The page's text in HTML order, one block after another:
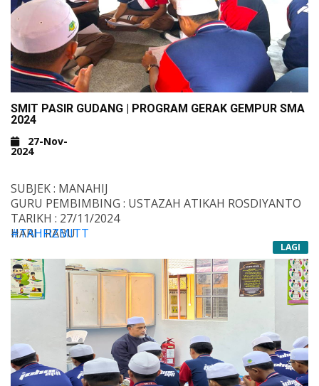
#SMITPASIRGUDANG
SMIT PASIR GUDANG | PROGRAM GERAK GEMPUR SMA
2024
27-Nov-
2024
SUBJEK : MANAHIJ
GURU PEMBIMBING : USTAZAH ATIKAH ROSDIYANTO
TARIKH : 27/11/2024
HARI : RABU
#TAHFIZMITT
#DARULQURAN
#SMITPASIRGUDANG
LAGI